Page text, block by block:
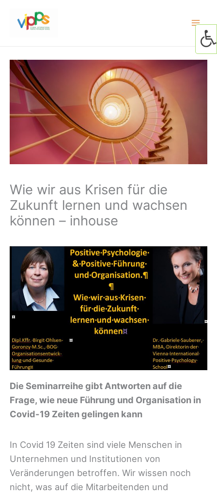
Wie wir aus Krisen für die
Zukunft lernen und wachsen
können – inhouse
Die Seminarreihe gibt Antworten auf die
Frage, wie neue Führung und Organisation in
Covid-19 Zeiten gelingen kann
In Covid 19 Zeiten sind viele Menschen in
Unternehmen und Institutionen von
Veränderungen betroffen. Wir wissen noch
nicht, was auf die Mitarbeitenden und